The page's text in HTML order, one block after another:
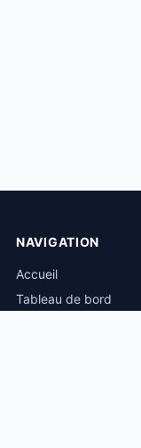
NAVIGATION
Accueil
Tableau de bord